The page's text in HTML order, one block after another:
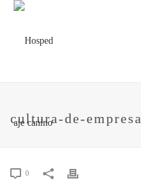
cultura-de-empresa
0